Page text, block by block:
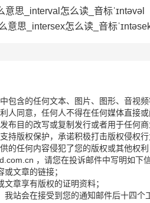
意思_interval怎么读_音标ˈɪntəvəl
意思_intersex怎么读_音标
包含的任何文本、图片、图形、音视
人同意，任何人不得在任何媒体直接
布目的改写或复制发行或者用于任何商
持版权保护，承诺积极打击版权侵权行
的任何内容侵犯了您的版权或其他权
，请您在投诉邮件中写明如下信
或文章的链接；
文章享有版权的证明资料；
我站会在接受到您的通知邮件后十四个